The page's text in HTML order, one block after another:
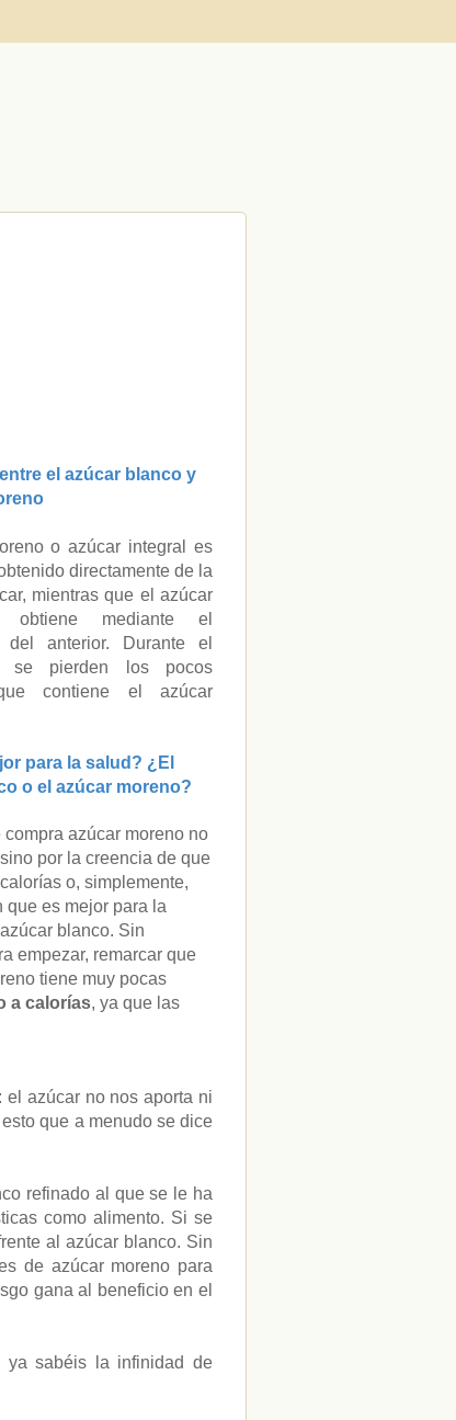
el azúcar blanco y
o azúcar integral es
directamente de la
mientras que el azúcar
obtiene mediante el
del anterior. Durante el
se pierden los pocos
contiene el azúcar
para la salud? ¿El
o el azúcar moreno?
compra azúcar moreno no
por la creencia de que
o, simplemente,
que es mejor para la
blanco. Sin
empezar, remarcar que
tiene muy pocas
a calorías, ya que las
el azúcar no nos aporta ni
que a menudo se dice
refinado al que se le ha
como alimento. Si se
al azúcar blanco. Sin
de azúcar moreno para
gana al beneficio en el
ya sabéis la infinidad de